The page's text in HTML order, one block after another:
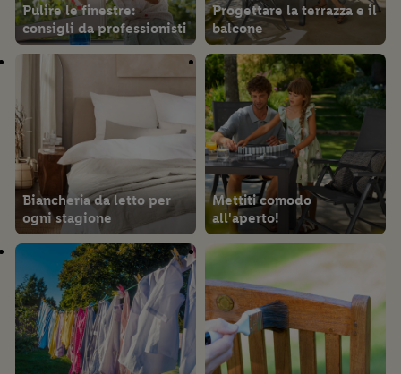
Pulire le finestre:
consigli da professionisti
Progettare la terrazza e il
balcone
Biancheria da letto per
ogni stagione
Mettiti comodo
all'aperto!